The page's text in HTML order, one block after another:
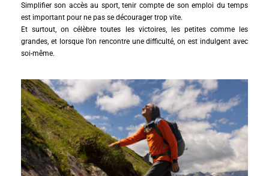
Simplifier son accès au sport, tenir compte de son emploi du temps
est important pour ne pas se décourager trop vite.
Et surtout, on célèbre toutes les victoires, les petites comme les
grandes, et lorsque l’on rencontre une difficulté, on est indulgent avec
soi-même.